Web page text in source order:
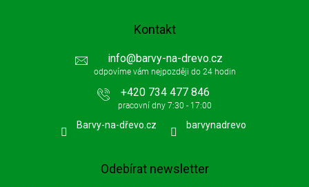
Kontakt
info@barvy-na-drevo.cz
+420 734 477 846
Barvy-na-dřevo.cz barvynadrevo
Odebírat newsletter